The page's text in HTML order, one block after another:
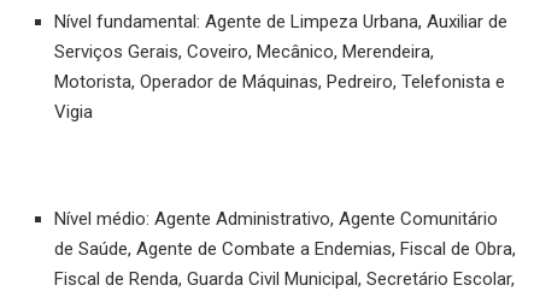
Nível fundamental: Agente de Limpeza Urbana, Auxiliar de
Serviços Gerais, Coveiro, Mecânico, Merendeira,
Motorista, Operador de Máquinas, Pedreiro, Telefonista e
Vigia
Nível médio: Agente Administrativo, Agente Comunitário
de Saúde, Agente de Combate a Endemias, Fiscal de Obra,
Fiscal de Renda, Guarda Civil Municipal, Secretário Escolar,